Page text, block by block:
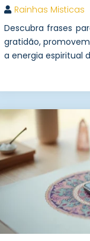
Rainhas Misticas
Descubra frases
gratidão,
a energia espiritual